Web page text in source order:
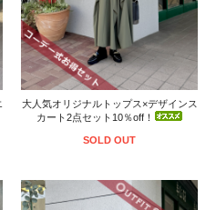
大人気オリジナルトップス×デザインス
カート2点セット10％off！
SOLD OUT